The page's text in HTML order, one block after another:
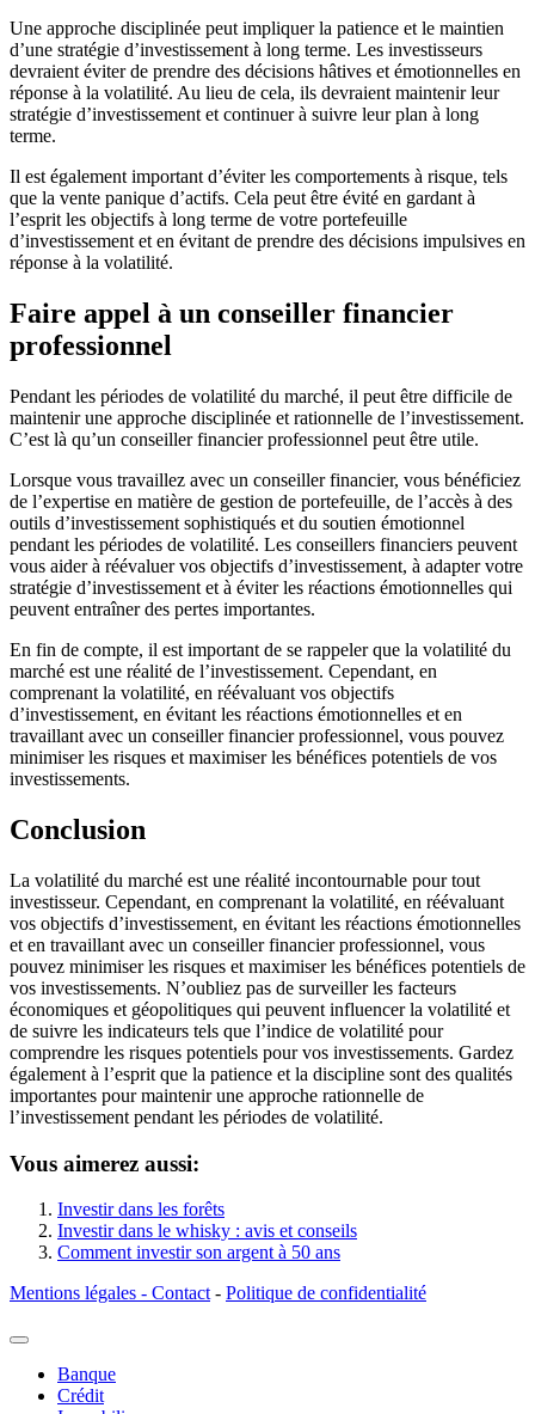
Une approche disciplinée peut impliquer la patience et le maintien
d’une stratégie d’investissement à long terme. Les investisseurs
devraient éviter de prendre des décisions hâtives et émotionnelles en
réponse à la volatilité. Au lieu de cela, ils devraient maintenir leur
stratégie d’investissement et continuer à suivre leur plan à long
terme.
Il est également important d’éviter les comportements à risque, tels
que la vente panique d’actifs. Cela peut être évité en gardant à
l’esprit les objectifs à long terme de votre portefeuille
d’investissement et en évitant de prendre des décisions impulsives en
réponse à la volatilité.
Faire appel à un conseiller financier
professionnel
Pendant les périodes de volatilité du marché, il peut être difficile de
maintenir une approche disciplinée et rationnelle de l’investissement.
C’est là qu’un conseiller financier professionnel peut être utile.
Lorsque vous travaillez avec un conseiller financier, vous bénéficiez
de l’expertise en matière de gestion de portefeuille, de l’accès à des
outils d’investissement sophistiqués et du soutien émotionnel
pendant les périodes de volatilité. Les conseillers financiers peuvent
vous aider à réévaluer vos objectifs d’investissement, à adapter votre
stratégie d’investissement et à éviter les réactions émotionnelles qui
peuvent entraîner des pertes importantes.
En fin de compte, il est important de se rappeler que la volatilité du
marché est une réalité de l’investissement. Cependant, en
comprenant la volatilité, en réévaluant vos objectifs
d’investissement, en évitant les réactions émotionnelles et en
travaillant avec un conseiller financier professionnel, vous pouvez
minimiser les risques et maximiser les bénéfices potentiels de vos
investissements.
Conclusion
La volatilité du marché est une réalité incontournable pour tout
investisseur. Cependant, en comprenant la volatilité, en réévaluant
vos objectifs d’investissement, en évitant les réactions émotionnelles
et en travaillant avec un conseiller financier professionnel, vous
pouvez minimiser les risques et maximiser les bénéfices potentiels de
vos investissements. N’oubliez pas de surveiller les facteurs
économiques et géopolitiques qui peuvent influencer la volatilité et
de suivre les indicateurs tels que l’indice de volatilité pour
comprendre les risques potentiels pour vos investissements. Gardez
également à l’esprit que la patience et la discipline sont des qualités
importantes pour maintenir une approche rationnelle de
l’investissement pendant les périodes de volatilité.
Vous aimerez aussi:
Investir dans les forêts
Investir dans le whisky : avis et conseils
Comment investir son argent à 50 ans
Mentions légales - Contact - Politique de confidentialité
Banque
Crédit